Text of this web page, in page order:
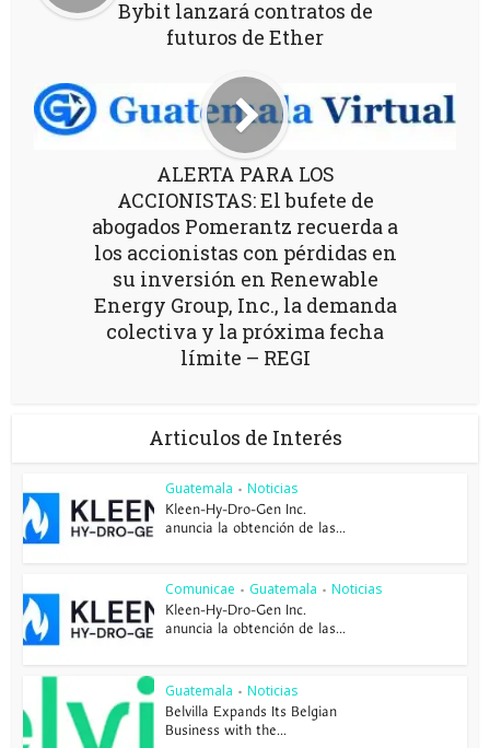
Bybit lanzará contratos de
futuros de Ether
ALERTA PARA LOS
ACCIONISTAS: El bufete de
abogados Pomerantz recuerda a
los accionistas con pérdidas en
su inversión en Renewable
Energy Group, Inc., la demanda
colectiva y la próxima fecha
límite – REGI
Articulos de Interés
Guatemala • Noticias
Kleen-Hy-Dro-Gen Inc.
anuncia la obtención de las...
Comunicae • Guatemala • Noticias
Kleen-Hy-Dro-Gen Inc.
anuncia la obtención de las...
Guatemala • Noticias
Belvilla Expands Its Belgian
Business with the...